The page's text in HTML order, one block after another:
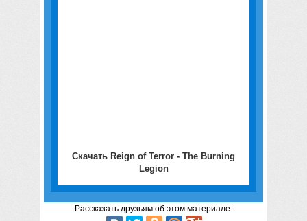
Скачать Reign of Terror - The Burning
Legion
Рассказать друзьям об этом материале: